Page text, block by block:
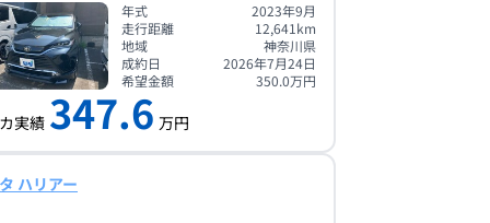
年式
2023年9月
走行距離
12,641 km
地域
神奈川県
成約日
2026年7月24日
希望金額
350.0万円
実績 347.6 万円
ハリアー